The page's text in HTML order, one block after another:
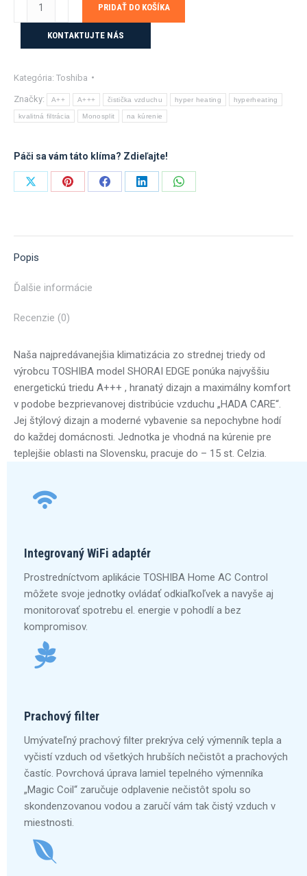
SHORAI
EDGE
5kW
s
montážou
PRIDAŤ DO KOŠÍKA
KONTAKTUJTE NÁS
Kategória: Toshiba
Značky: A++ A+++ čistička vzduchu hyper heating hyperheating
kvalitná filtrácia Monosplit na kúrenie
Páči sa vám táto klíma? Zdieľajte!
Share
Share
Share
Share
Share
Popis
Ďalšie informácie
Recenzie (0)
Naša najpredávanejšia klimatizácia zo strednej triedy od
výrobcu TOSHIBA model SHORAI EDGE ponúka najvyššiu
energetickú triedu A+++ , hranatý dizajn a maximálny komfort
v podobe bezprievanovej distribúcie vzduchu „HADA CARE“.
Jej štýlový dizajn a moderné vybavenie sa nepochybne hodí
do každej domácnosti. Jednotka je vhodná na kúrenie pre
teplejšie oblasti na Slovensku, pracuje do – 15 st. Celzia.
Integrovaný WiFi adaptér
Prostredníctvom aplikácie TOSHIBA Home AC Control
môžete svoje jednotky ovládať odkiaľkoľvek a navyše aj
monitorovať spotrebu el. energie v pohodlí a bez
kompromisov.
Prachový filter
Umývateľný prachový filter prekrýva celý výmenník tepla a
vyčistí vzduch od všetkých hrubších nečistôt a prachových
častíc. Povrchová úprava lamiel tepelného výmenníka
„Magic Coil“ zaručuje odplavenie nečistôt spolu so
skondenzovanou vodou a zaručí vám tak čistý vzduch v
miestnosti.